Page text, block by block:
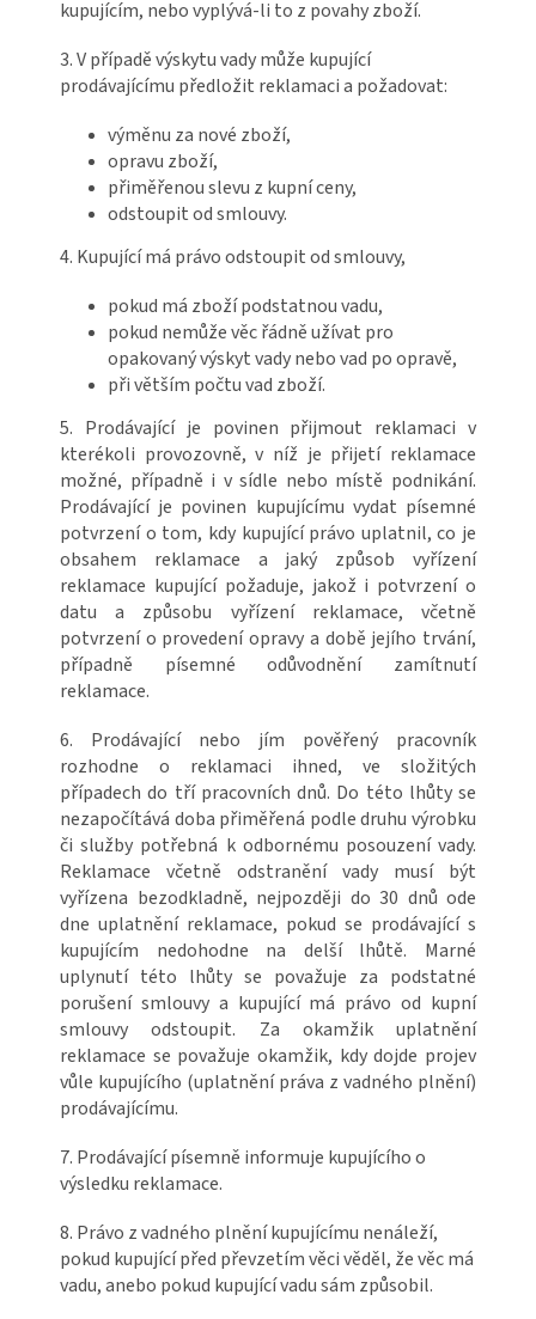
kupujícím, nebo vyplývá-li to z povahy zboží.
3. V případě výskytu vady může kupující
prodávajícímu předložit reklamaci a požadovat:
výměnu za nové zboží,
opravu zboží,
přiměřenou slevu z kupní ceny,
odstoupit od smlouvy.
4. Kupující má právo odstoupit od smlouvy,
pokud má zboží podstatnou vadu,
pokud nemůže věc řádně užívat pro
opakovaný výskyt vady nebo vad po opravě,
při větším počtu vad zboží.
5. Prodávající je povinen přijmout reklamaci v
kterékoli provozovně, v níž je přijetí reklamace
možné, případně i v sídle nebo místě podnikání.
Prodávající je povinen kupujícímu vydat písemné
potvrzení o tom, kdy kupující právo uplatnil, co je
obsahem reklamace a jaký způsob vyřízení
reklamace kupující požaduje, jakož i potvrzení o
datu a způsobu vyřízení reklamace, včetně
potvrzení o provedení opravy a době jejího trvání,
případně písemné odůvodnění zamítnutí
reklamace.
6. Prodávající nebo jím pověřený pracovník
rozhodne o reklamaci ihned, ve složitých
případech do tří pracovních dnů. Do této lhůty se
nezapočítává doba přiměřená podle druhu výrobku
či služby potřebná k odbornému posouzení vady.
Reklamace včetně odstranění vady musí být
vyřízena bezodkladně, nejpozději do 30 dnů ode
dne uplatnění reklamace, pokud se prodávající s
kupujícím nedohodne na delší lhůtě. Marné
uplynutí této lhůty se považuje za podstatné
porušení smlouvy a kupující má právo od kupní
smlouvy odstoupit. Za okamžik uplatnění
reklamace se považuje okamžik, kdy dojde projev
vůle kupujícího (uplatnění práva z vadného plnění)
prodávajícímu.
7. Prodávající písemně informuje kupujícího o
výsledku reklamace.
8. Právo z vadného plnění kupujícímu nenáleží,
pokud kupující před převzetím věci věděl, že věc má
vadu, anebo pokud kupující vadu sám způsobil.